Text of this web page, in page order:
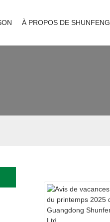
À PROPOS DE SHUNFENG